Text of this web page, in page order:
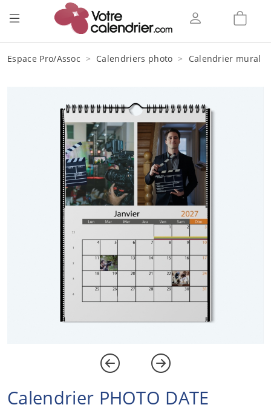
Espace Pro/Assoc Calendriers photo Calendrier mural
Calendrier PHOTO DATE